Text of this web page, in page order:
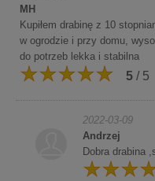
MH
Kupiłem drabinę z 10
w ogrodzie i przy domu,
do potrzeb lekka i stabilna
5 / 5
2022-03-09
Andrzej
Dobra drabina